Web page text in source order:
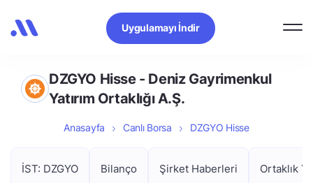
Uygulamayı İndir
DZGYO Hisse - Deniz Gayrimenkul
Yatırım Ortaklığı A.Ş.
Anasayfa Canlı Borsa DZGYO Hisse
İST: DZGYO Bilanço Şirket Haberleri Ortaklık